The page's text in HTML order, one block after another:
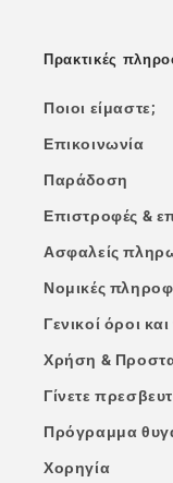
Πρακτικές
Ποιοι είμαστε;
Επικοινωνία
Παράδοση
Επιστροφές &
Ασφαλείς
Νομικές
Γενικοί όροι
Χρήση &
Γίνετε
Πρόγραμμα
Χορηγία